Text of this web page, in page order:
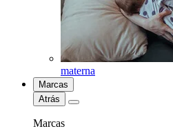
materna
Marcas
Atrás
Marcas